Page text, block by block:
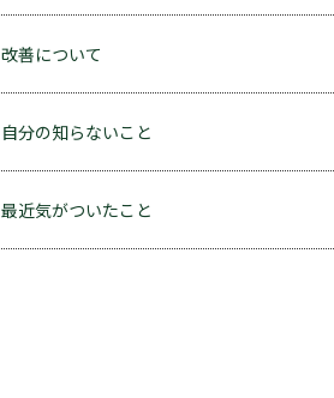
改善について
自分の知らないこと
最近気がついたこと